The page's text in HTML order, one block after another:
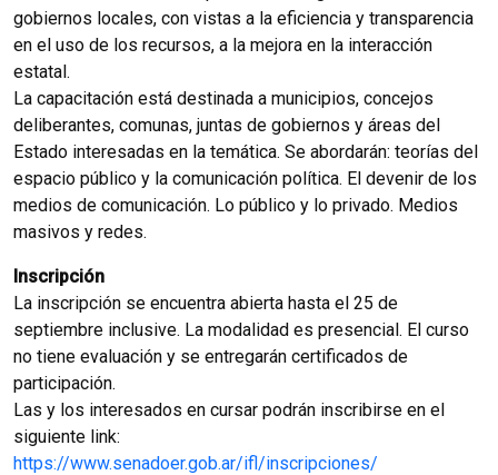
gobiernos locales, con vistas a la eficiencia y transparencia
en el uso de los recursos, a la mejora en la interacción
estatal.
La capacitación está destinada a municipios, concejos
deliberantes, comunas, juntas de gobiernos y áreas del
Estado interesadas en la temática. Se abordarán: teorías del
espacio público y la comunicación política. El devenir de los
medios de comunicación. Lo público y lo privado. Medios
masivos y redes.
Inscripción
La inscripción se encuentra abierta hasta el 25 de
septiembre inclusive. La modalidad es presencial. El curso
no tiene evaluación y se entregarán certificados de
participación.
Las y los interesados en cursar podrán inscribirse en el
siguiente link:
https://www.senadoer.gob.ar/ifl/inscripciones/